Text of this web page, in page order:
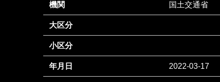
機関 国土交通省
大区分
小区分
年月日 2022-03-17